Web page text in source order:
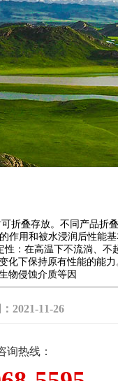
折叠存放。不同产品折
作用和被水浸润后性能
：在高温下不流淌、不
化下保持原有性能的能
物侵蚀介质等因
2021-11-26
询热线：